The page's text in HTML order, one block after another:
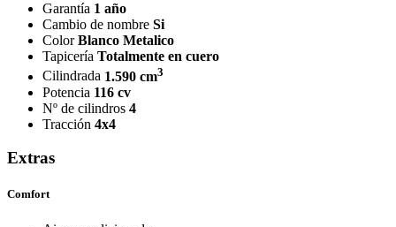
Garantía 1 año
Cambio de nombre Si
ColorBlanco Metalico
Tapicería Totalmente en cuero
Cilindrada 1.590 cm3
Potencia 116 cv
Nº de cilindros 4
Tracción 4x4
Extras
Comfort